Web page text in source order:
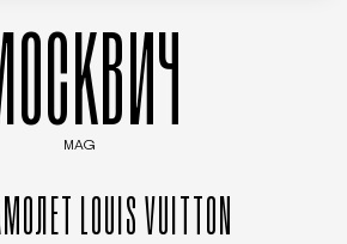
MAG
LOUIS VUITTON